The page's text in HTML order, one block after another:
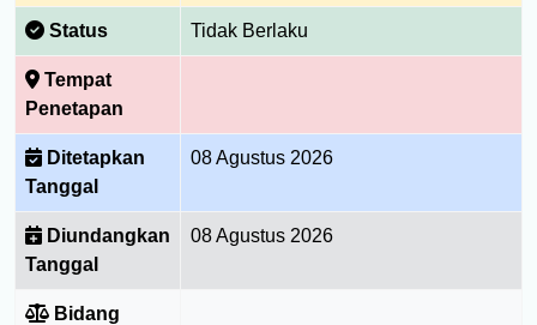
Status Tidak Berlaku
Tempat
Penetapan
Ditetapkan
Tanggal
08 Agustus 2026
Diundangkan
Tanggal
08 Agustus 2026
Bidang